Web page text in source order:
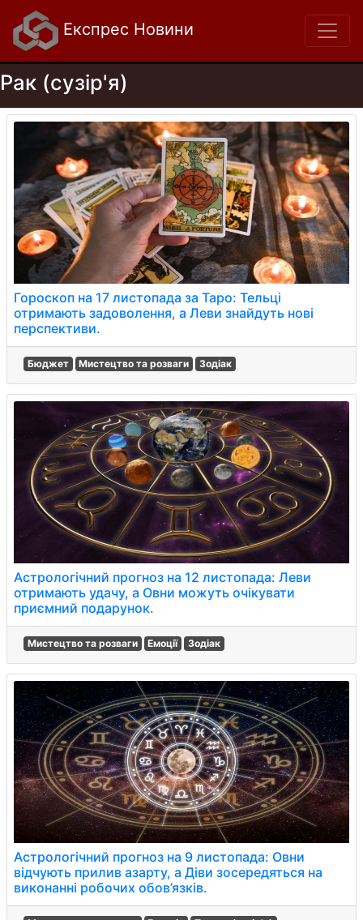
Експрес Новини
Рак (сузір'я)
Гороскоп на 17 листопада за Таро: Тельці
отримають задоволення, а Леви знайдуть нові
перспективи.
Бюджет Мистецтво та розваги Зодіак
Астрологічний прогноз на 12 листопада: Леви
отримають удачу, а Овни можуть очікувати
приємний подарунок.
Мистецтво та розваги Емоції Зодіак
Астрологічний прогноз на 9 листопада: Овни
відчують прилив азарту, а Діви зосередяться на
виконанні робочих обов’язків.